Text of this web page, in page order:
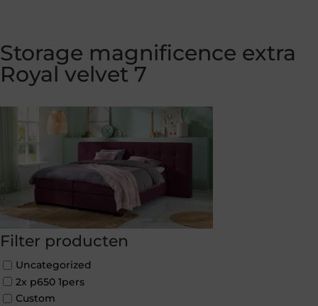
Storage magnificence extra
Royal velvet 7
Filter producten
Uncategorized
2x p650 1pers
Custom